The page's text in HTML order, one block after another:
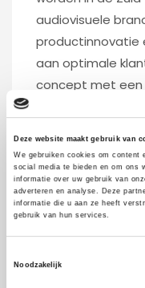
Deze website maakt gebruik van
We gebruiken cookies om content
social media te bieden en om ons
informatie over uw gebruik van
adverteren en analyse. Deze
informatie die u aan ze heeft
gebruik van hun services.
Noodzakelijk
audiovisuele
productinnovatie
aan optimale
concept met een
klanten.
Onze missie
FOXX AV is een
complete